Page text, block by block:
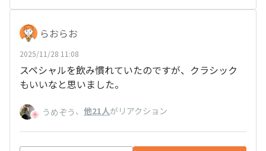
らおらお
2025/11/28 11:08
スペシャルを飲み慣れていたのですが、クラシック
もいいなと思いました。
うめぞう 、 他21人がリアクション